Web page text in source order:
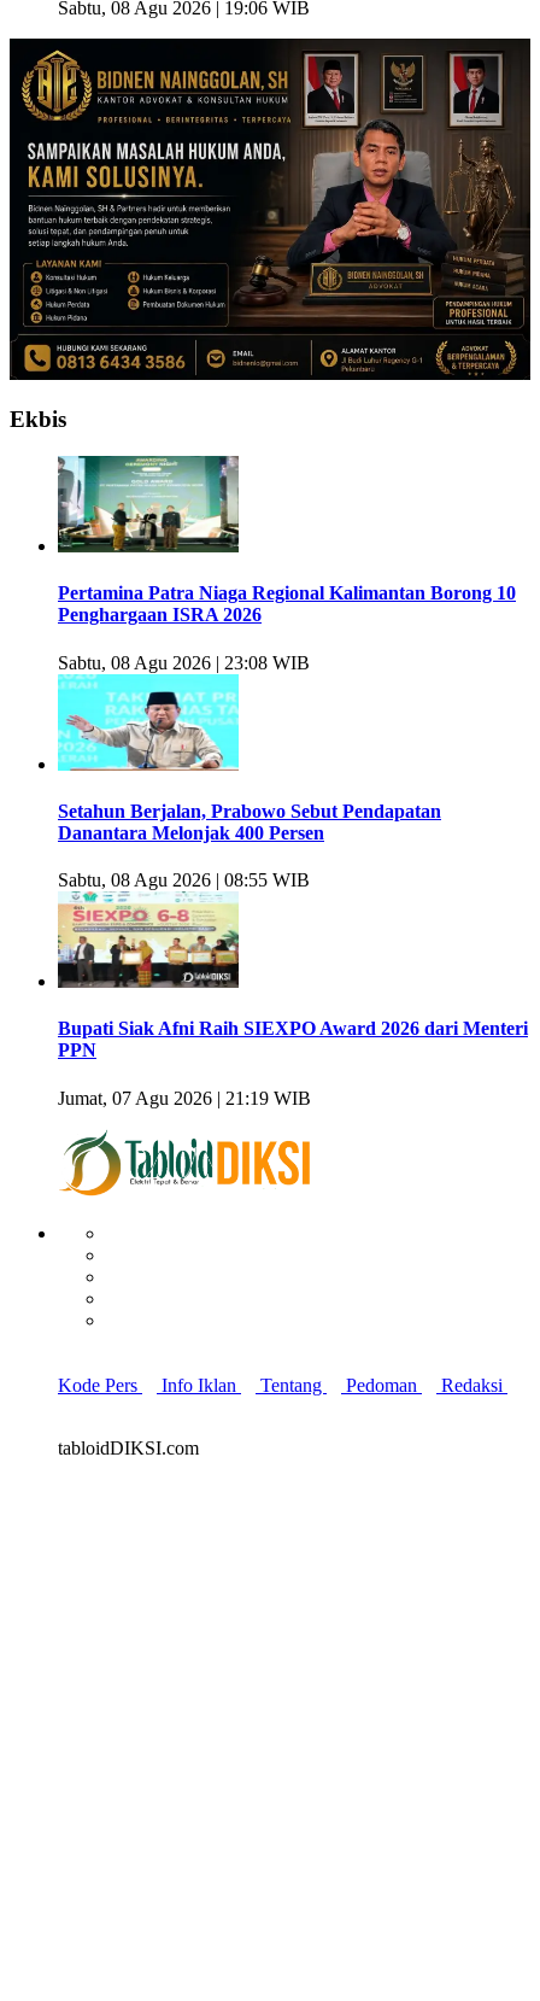
Sabtu, 08 Agu 2026 | 19:06 WIB
Ekbis
Pertamina Patra Niaga Regional Kalimantan Borong 10
Penghargaan ISRA 2026
Sabtu, 08 Agu 2026 | 23:08 WIB
Setahun Berjalan, Prabowo Sebut Pendapatan
Danantara Melonjak 400 Persen
Sabtu, 08 Agu 2026 | 08:55 WIB
Bupati Siak Afni Raih SIEXPO Award 2026 dari Menteri
PPN
Jumat, 07 Agu 2026 | 21:19 WIB
Kode Pers Info Iklan Tentang Pedoman Redaksi
tabloidDIKSI.com